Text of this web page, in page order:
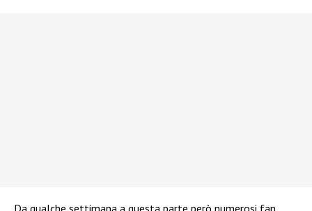
Da qualche settimana a questa parte però numerosi fan